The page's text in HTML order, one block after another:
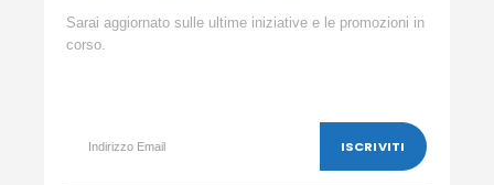
Sarai aggiornato sulle ultime iniziative e le promozioni in
corso.